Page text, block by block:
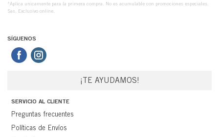
*Aplica unicamente para la primera compra. No es acumulable con promociones especiales,
Sas. Exclusivo online.
SÍGUENOS
¡TE AYUDAMOS!
SERVICIO AL CLIENTE
Preguntas frecuentes
Políticas de Envíos